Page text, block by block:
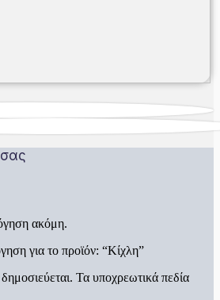
σας
ακόμη.
για το προϊόν: “Κίχλη”
Τα υποχρεωτικά πεδία